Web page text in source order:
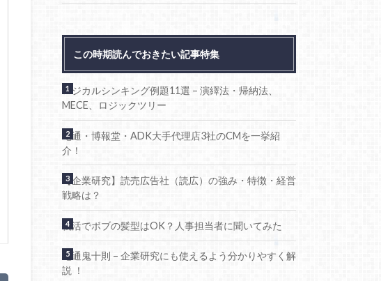
この時期読んでおきたい記事特集
ロジカルシンキング例題11選 – 演繹法・帰納法、
MECE、ロジックツリー
電通・博報堂・ADK大手代理店3社のCMを一挙紹
介！
【企業研究】読売広告社（読広）の強み・特徴・経営
戦略は？
就活でボブの髪型はOK？人事担当者に聞いてみた
電通鬼十則 – 企業研究にも使えるよう分かりやすく解
説 ！